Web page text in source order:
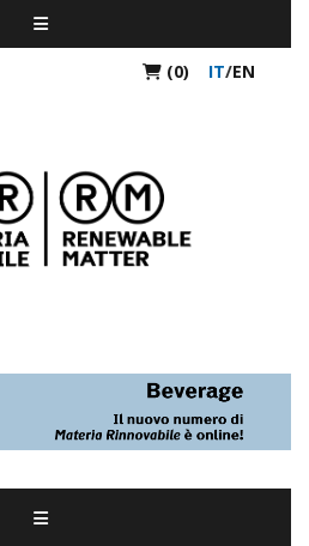
(0) IT/EN